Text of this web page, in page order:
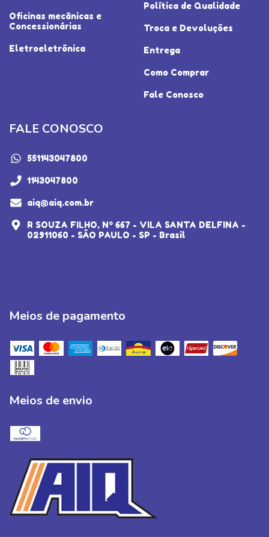
Oficinas mecânicas e
Concessionárias
Eletroeletrônica
Política de Qualidade
Troca e Devoluções
Entrega
Como Comprar
Fale Conosco
FALE CONOSCO
551143047800
1143047800
aiq@aiq.com.br
R SOUZA FILHO, Nº 667 - VILA SANTA DELFINA -
02911060 - SÃO PAULO - SP - Brasil
Meios de pagamento
Meios de envio